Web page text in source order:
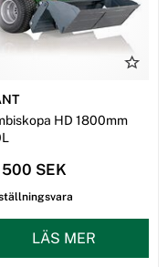
HD 1800mm
SEK
LÄS MER